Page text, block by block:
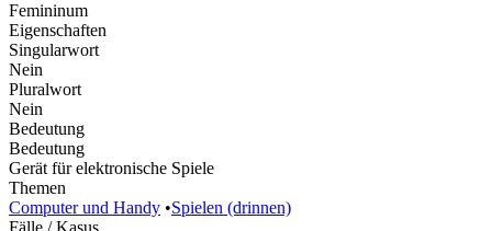
Femininum
Eigenschaften
Singularwort
Nein
Pluralwort
Nein
Bedeutung
Bedeutung
Gerät für elektronische Spiele
Themen
Computer und Handy •Spielen (drinnen)